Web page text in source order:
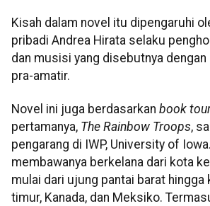
Kisah dalam novel itu dipengaruhi
pribadi Andrea Hirata selaku
dan musisi yang disebutnya
pra-amatir.
Novel ini juga berdasarkan book
pertamanya, The Rainbow Troops,
pengarang di IWP, University of Iowa.
membawanya berkelana dari kota
mulai dari ujung pantai barat hingga
timur, Kanada, dan Meksiko.